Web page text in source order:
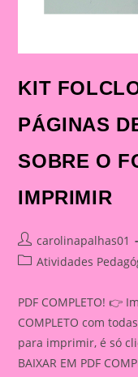
KIT
PÁGINAS
SOBRE O
IMPRIMIR
Post
author:
carolinapalhas01
PostAtividades
PDF COMPLETO! 👉
COMPLETO com
para imprimir, é só
BAIXAR EM PDF